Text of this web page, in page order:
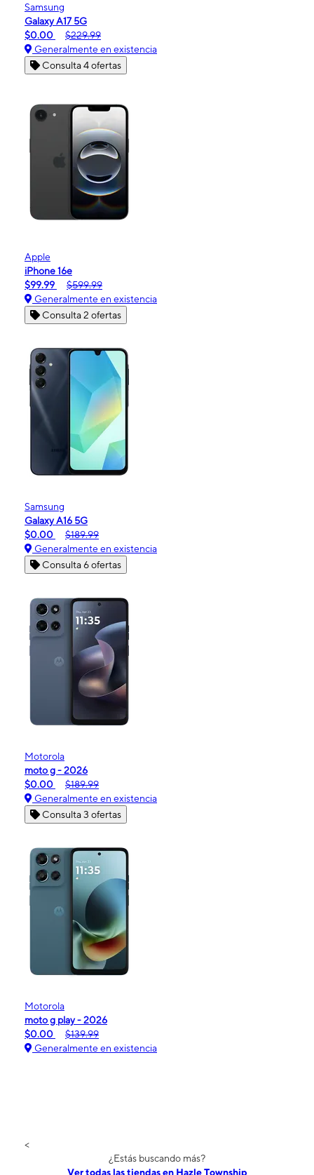
Samsung
Galaxy A17 5G
$0.00
$229.99
Generalmente en existencia
Consulta 4 ofertas
Apple
iPhone 16e
$99.99
$599.99
Generalmente en existencia
Consulta 2 ofertas
Samsung
Galaxy A16 5G
$0.00
$189.99
Generalmente en existencia
Consulta 6 ofertas
Motorola
moto g - 2026
$0.00
$189.99
Generalmente en existencia
Consulta 3 ofertas
Motorola
moto g play - 2026
$0.00
$139.99
Generalmente en existencia
<
¿Estás buscando más?
Ver todas las tiendas en Hazle Township